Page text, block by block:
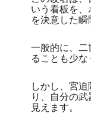
いう看板を、
を決意した瞬
一般的に、二
ることも少な
しかし、宮
り、自分の
見えます。